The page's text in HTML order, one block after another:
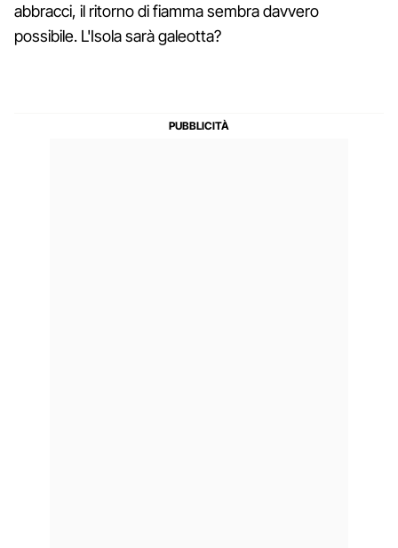
abbracci, il ritorno di fiamma sembra davvero
possibile. L'Isola sarà galeotta?